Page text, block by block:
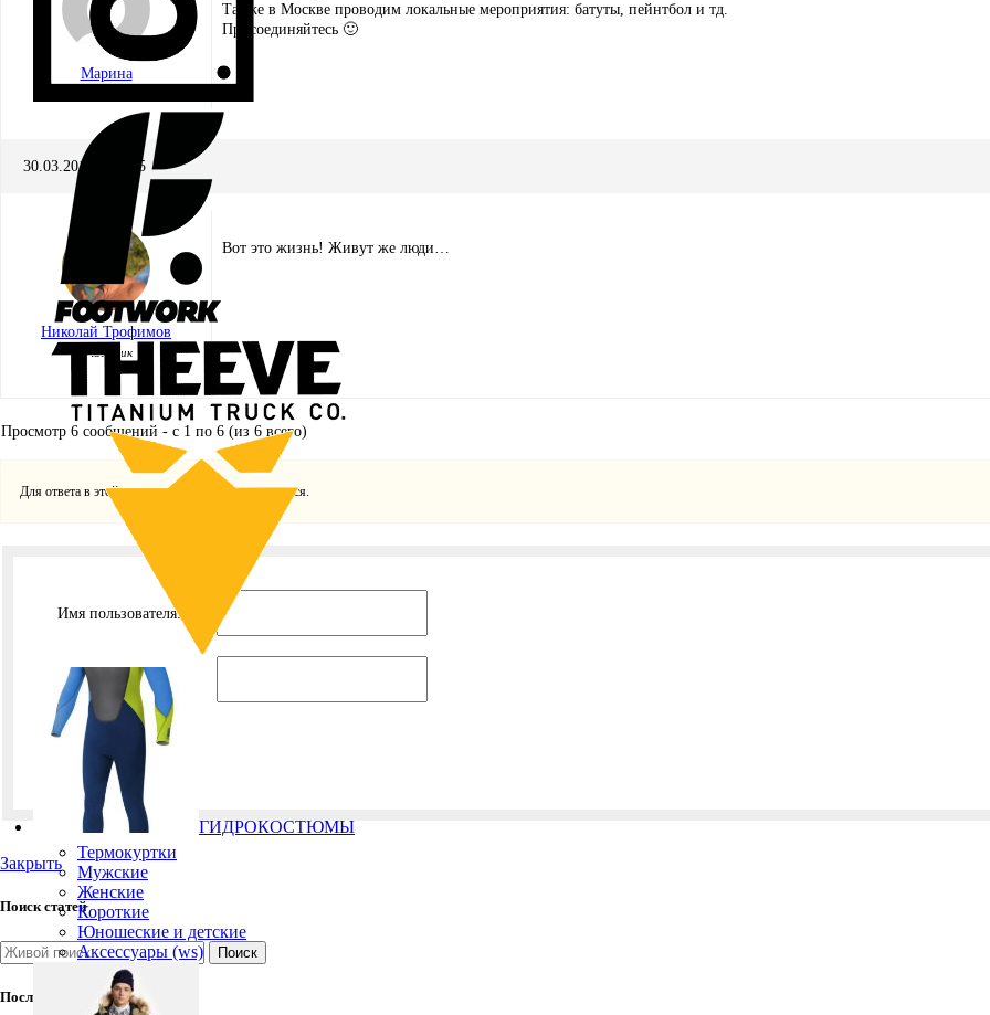
ГИДРОКОСТЮМЫ
Термокуртки
Мужские
Женские
Короткие
Юношеские и детские
Аксессуары (ws)
Марина
Также в Москве проводим локальные мероприятия: батуты, пейнтбол и тд.
Присоединяйтесь 🙂
30.03.2016 в 18:05
Николай Трофимов
Участник
Вот это жизнь! Живут же люди…
Просмотр 6 сообщений - с 1 по 6 (из 6 всего)
Для ответа в этой теме необходимо авторизоваться.
Имя пользователя:
Пароль:
Запомнить меня
Закрыть
Поиск статей
Поиск
Последние публикации